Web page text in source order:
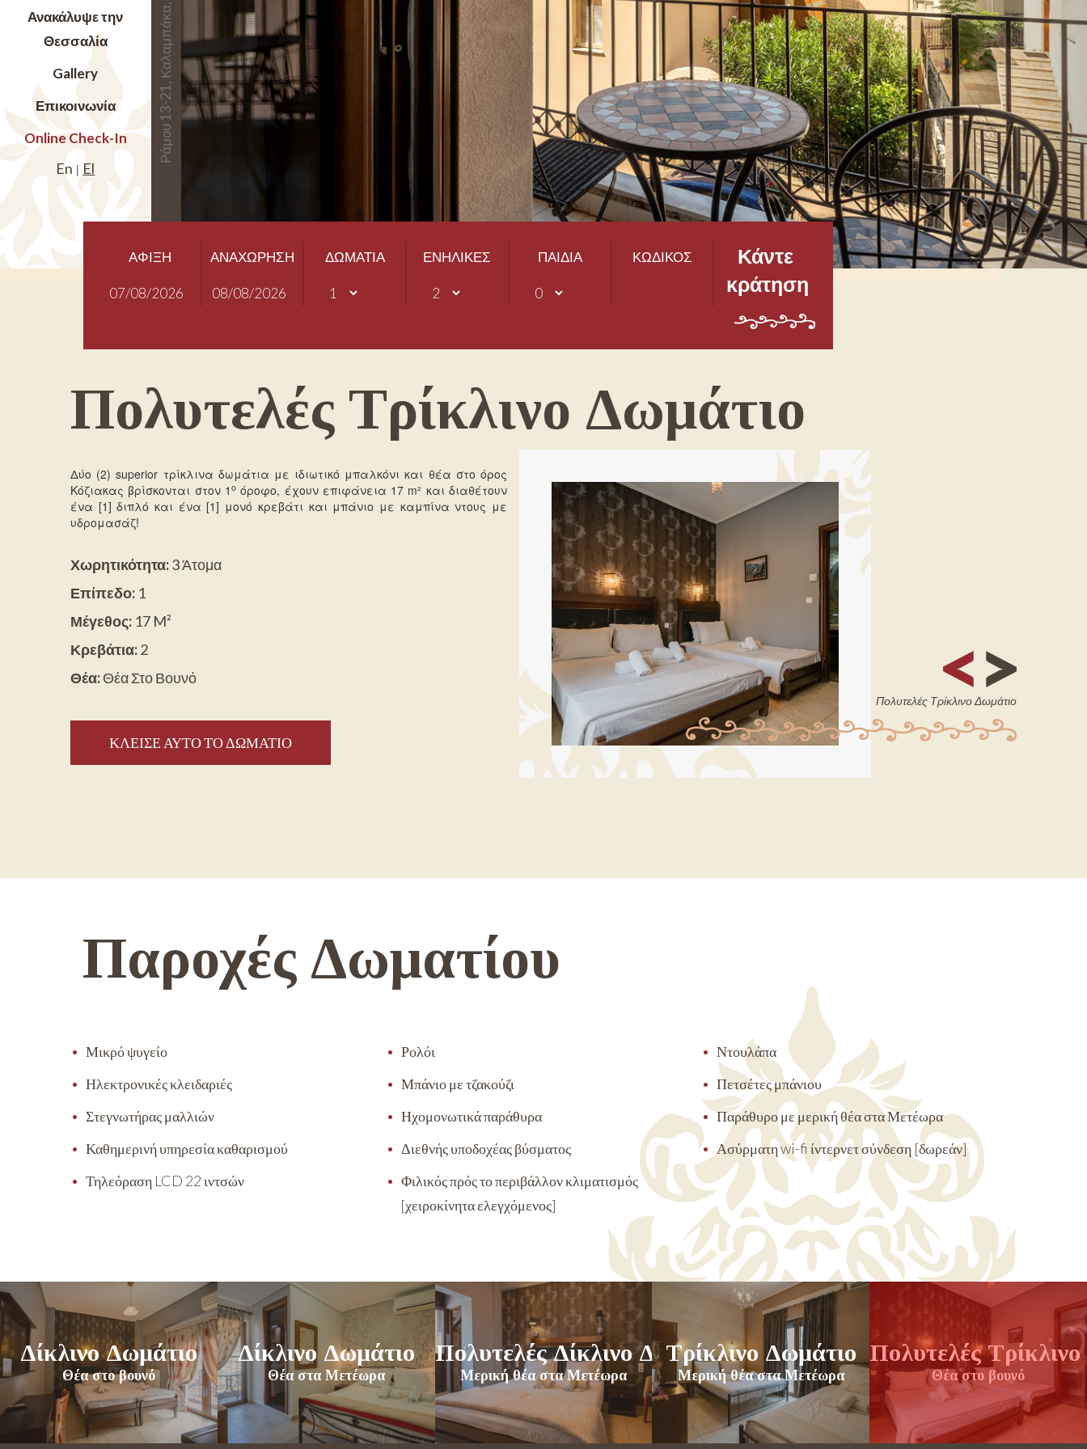
Ανακάλυψε την
Θεσσαλία
Gallery
Επικοινωνία
Online Check-In
En |El
ΑΦΙΞΗ ΑΝΑΧΩΡΗΣΗ ΔΩΜΑΤΙΑ ΕΝΗΛΙΚΕΣ ΠΑΙΔΙΑ ΚΩΔΙΚΟΣ
Κάντε
κράτηση
Πολυτελές Τρίκλινο Δωμάτιο
Δύο (2) superior τρίκλινα δωμάτια με ιδιωτικό μπαλκόνι και θέα στο όρος
Κόζιακας βρίσκονται στον 1 οόροφο, έχουν επιφάνεια 17 m² και διαθέτουν
ένα [1] διπλό και ένα [1] μονό κρεβάτι και μπάνιο με καμπίνα ντους με
υδρομασάζ!
Χωρητικότητα:3 Άτομα
Επίπεδο: 1
Μέγεθος: 17 M²
Κρεβάτια:2
Θέα:Θέα Στο Βουνό
Πολυτελές Τρίκλινο Δωμάτιο
Παροχές Δωματίου
Μικρό ψυγείο Ρολόι
Ντουλάπα
Ηλεκτρονικές κλειδαριές
Μπάνιο με τζακούζι
Πετσέτες μπάνιου
Στεγνωτήρας μαλλιών
Ηχομονωτικά παράθυρα
Παράθυρο με μερική θέα στα Μετέωρα
Καθημερινή υπηρεσία καθαρισμού
Διεθνής υποδοχέας βύσματος
Ασύρματη wi-fi ίντερνετ σύνδεση [δωρεάν]
Τηλεόραση LCD 22 ιντσών
Φιλικός πρός το περιβάλλον κλιματισμός
[χειροκίνητα ελεγχόμενος]
Δίκλινο Δωμάτιο
Θέα στο βουνό
Δίκλινο Δωμάτιο
Θέα στα Μετέωρα
Πολυτελές Δίκλινο Δωμάτιο
Μερική θέα στα Μετέωρα
Τρίκλινο Δωμάτιο
Μερική θέα στα Μετέωρα
Πολυτελές
Θέα στο βουνό